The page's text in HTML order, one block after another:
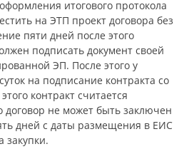
итогового протокола
на ЭТП проект договора без
пяти дней после этого
подписать документ своей
ЭП. После этого у
на подписание контракта со
контракт считается
не может быть заключен
дней с даты размещения в ЕИС
закупки.